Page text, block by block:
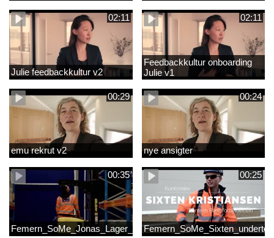
02:11
Julie feedbackkultur v2
02:11
Feedbackkultur onboarding
Julie v1
00:29
emu rekrut v2
00:24
nye ansigter
00:35
Femern_SoMe_Jonas_Lager_Undertekst
00:25